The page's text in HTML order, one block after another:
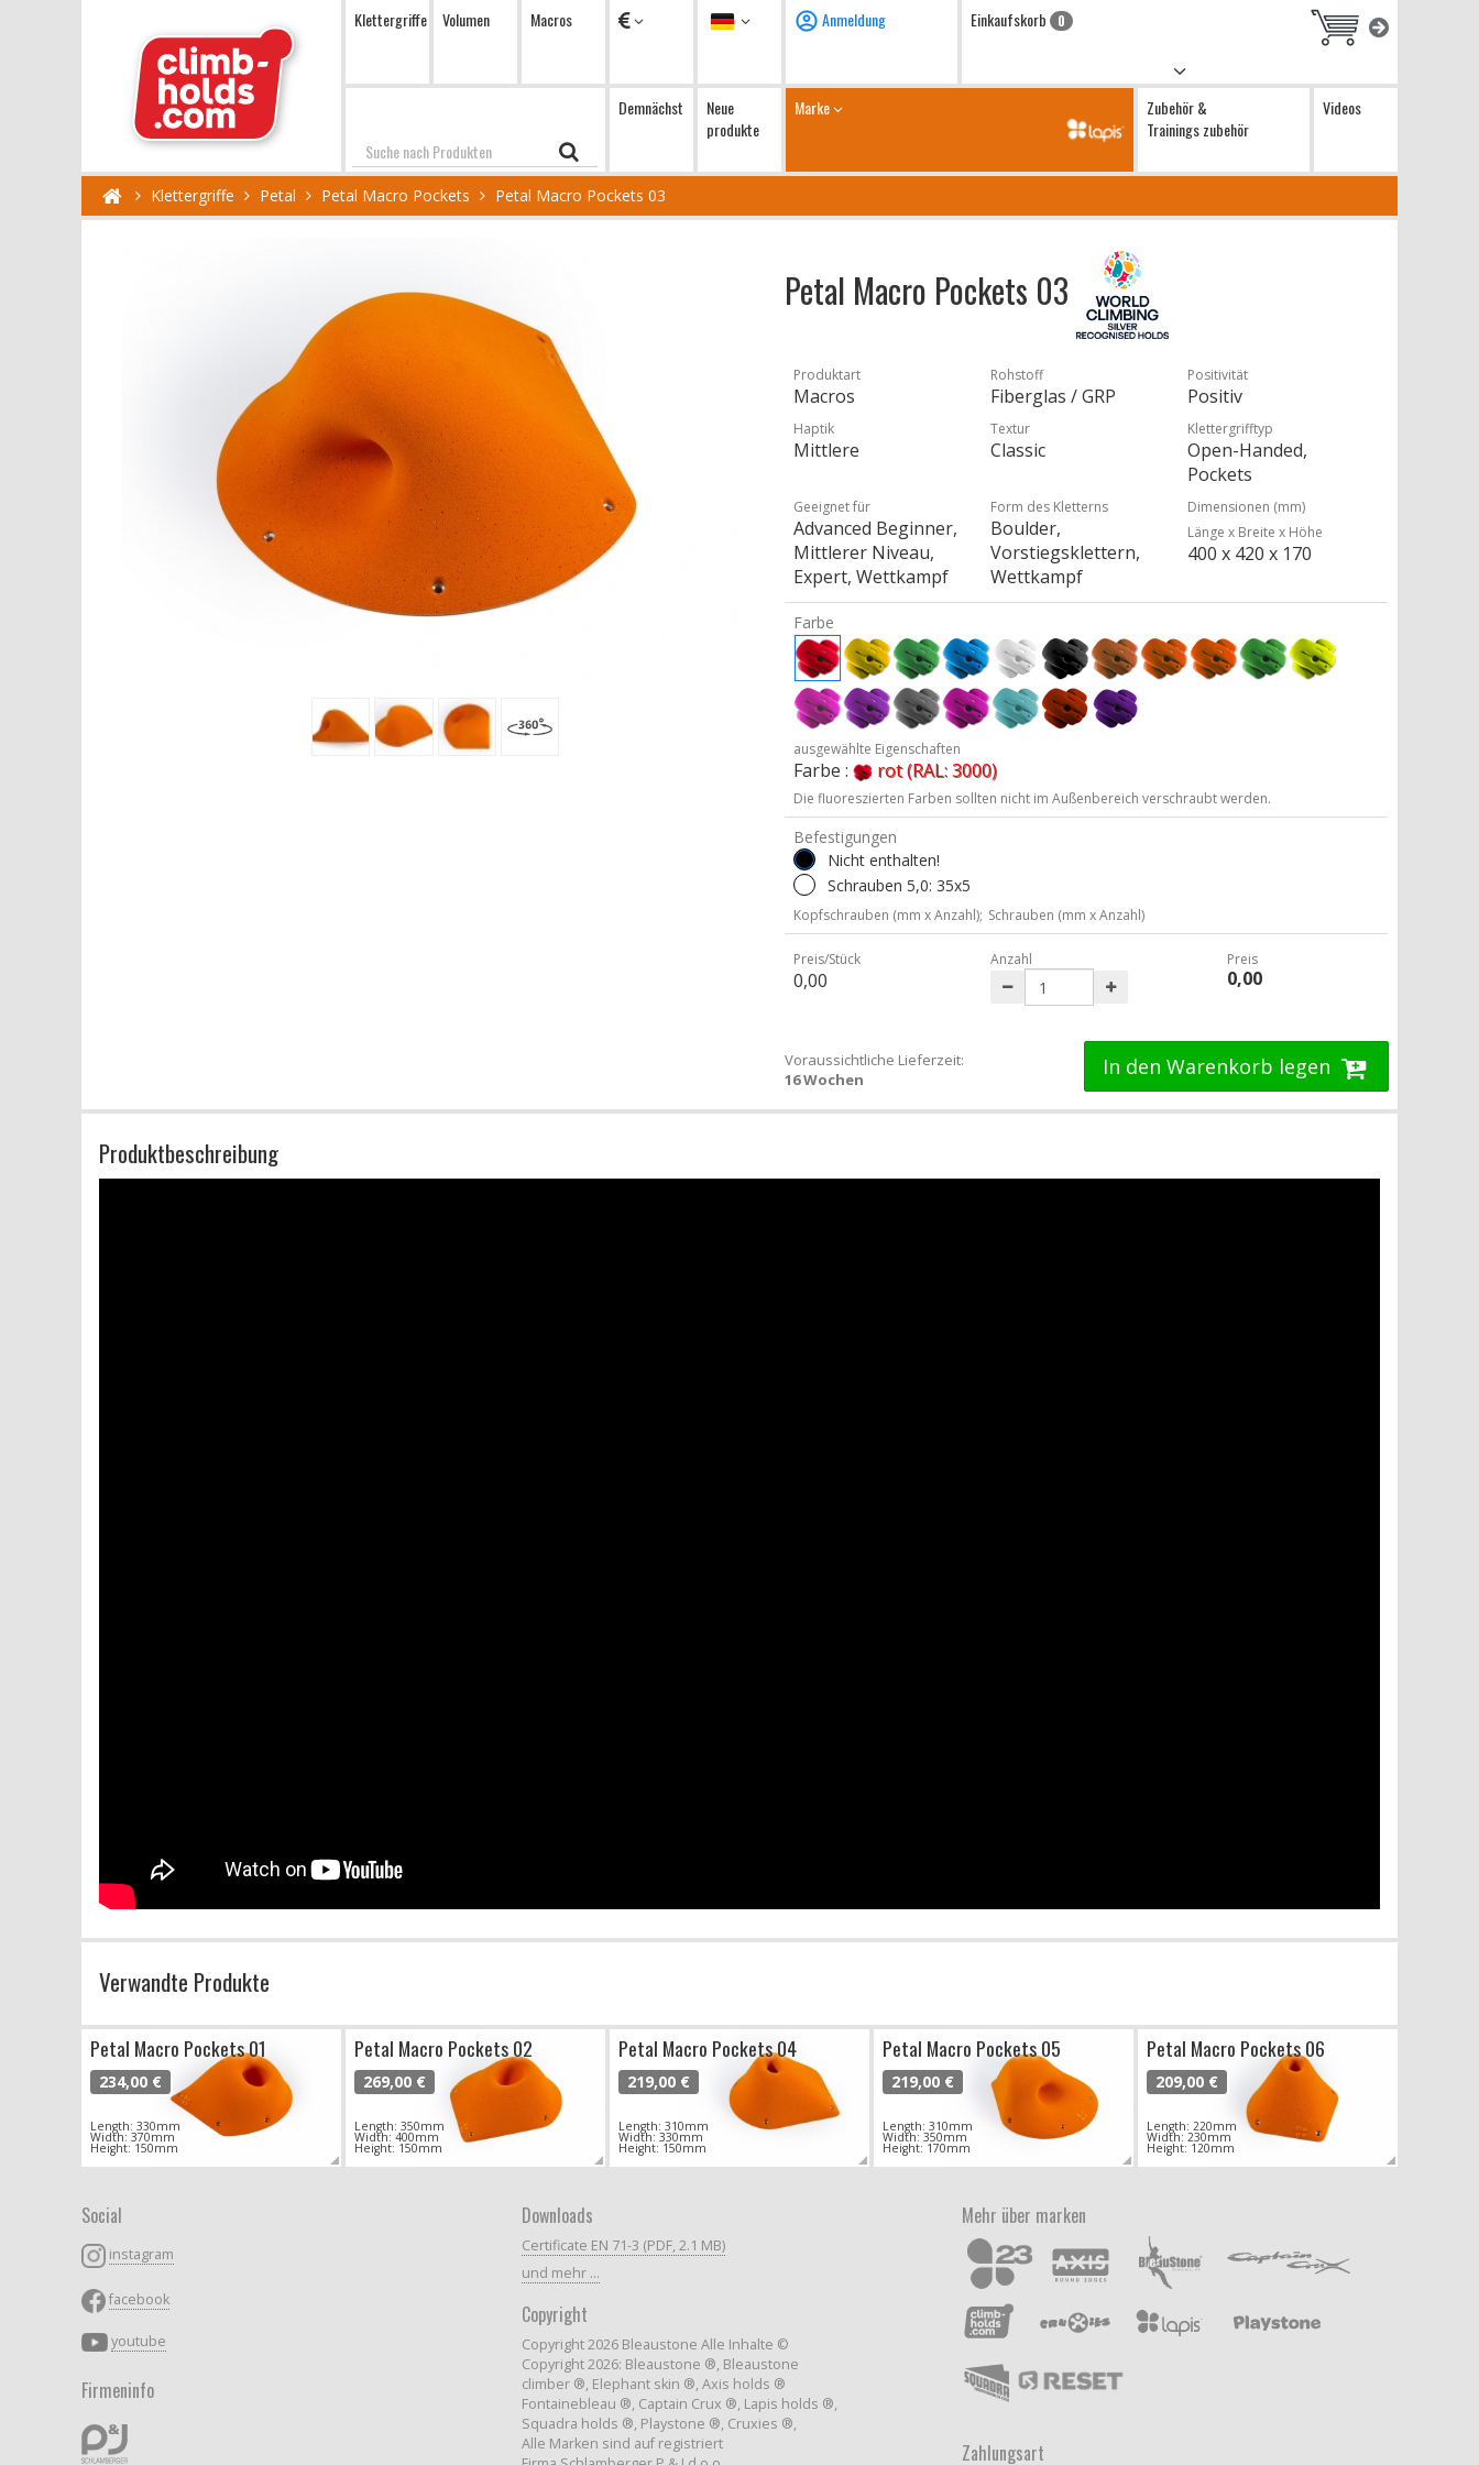
Klettergriffe Volumen Macros Währung Sprache Anmeldung Einkaufskorb 0
Suchen
Demnächst
Neue
produkte
Marke
Zubehör &
Trainings zubehör
Videos
Klettergriffe Petal Petal Macro Pockets Petal Macro Pockets 03
Petal Macro Pockets 03
Produktart
Macros
Rohstoff
Fiberglas / GRP
Positivität
Positiv
Haptik
Mittlere
Textur
Classic
Klettergrifftyp
Open-Handed,
Pockets
Geeignet für
Advanced Beginner,
Mittlerer Niveau,
Expert, Wettkampf
Form des Kletterns
Boulder,
Vorstiegsklettern,
Wettkampf
Dimensionen (mm)
Länge x Breite x Höhe
400 x 420 x 170
Farbe
ausgewählte Eigenschaften
Farbe : rot (RAL: 3000)
Die fluoreszierten Farben sollten nicht im Außenbereich verschraubt werden.
Befestigungen
Nicht enthalten!
Schrauben 5,0: 35x5
Kopfschrauben (mm x Anzahl); Schrauben (mm x Anzahl)
Preis/Stück
0,00
Anzahl Preis
0,00
Voraussichtliche Lieferzeit:
16 Wochen
In den Warenkorb legen
Produktbeschreibung
Verwandte Produkte
Petal Macro Pockets 01
234,00 €
Length: 330mm
Width: 370mm
Height: 150mm
Petal Macro Pockets 02
269,00 €
Length: 350mm
Width: 400mm
Height: 150mm
Petal Macro Pockets 04
219,00 €
Length: 310mm
Width: 330mm
Height: 150mm
Petal Macro Pockets 05
219,00 €
Length: 310mm
Width: 350mm
Height: 170mm
Petal Macro Pockets 06
209,00 €
Length: 220mm
Width: 230mm
Height: 120mm
Social
instagram
facebook
youtube
Firmeninfo
Downloads
Certificate EN 71-3 (PDF, 2.1 MB)
und mehr ...
Copyright
Copyright 2026 Bleaustone Alle Inhalte ©
Copyright 2026: Bleaustone ®, Bleaustone
climber ®, Elephant skin ®, Axis holds ®
Fontainebleau ®, Captain Crux ®, Lapis holds ®,
Squadra holds ®, Playstone ®, Cruxies ®,
Alle Marken sind auf registriert
Mehr über marken
Zahlungsart